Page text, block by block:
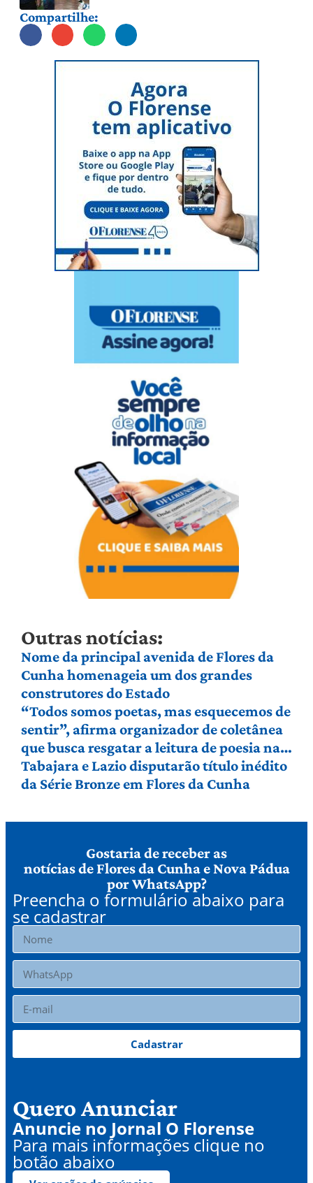
Compartilhe:
Outras notícias:
Nome da principal avenida de Flores da
Cunha homenageia um dos grandes
construtores do Estado
“Todos somos poetas, mas esquecemos de
sentir”, afirma organizador de coletânea
que busca resgatar a leitura de poesia na
Serra Gaúcha
Tabajara e Lazio disputarão título inédito
da Série Bronze em Flores da Cunha
Gostaria de receber as
notícias de Flores da Cunha e Nova Pádua
por WhatsApp?
Preencha o formulário abaixo para
se cadastrar
Cadastrar
Quero Anunciar
Anuncie no Jornal O Florense
Para mais informações clique no
botão abaixo